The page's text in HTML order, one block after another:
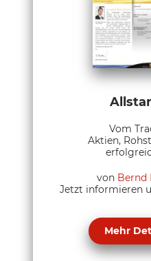
Vom
Aktien,
von Bernd
Jetzt informieren
Mehr